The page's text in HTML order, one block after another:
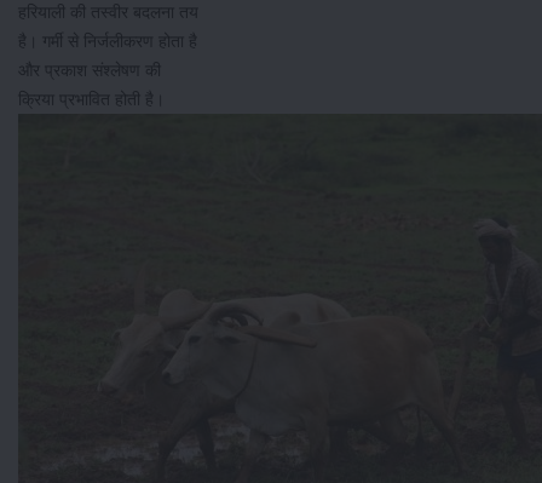
हरियाली की तस्वीर बदलना तय
है। गर्मी से निर्जलीकरण होता है
और प्रकाश संश्लेषण की
क्रिया प्रभावित होती है।